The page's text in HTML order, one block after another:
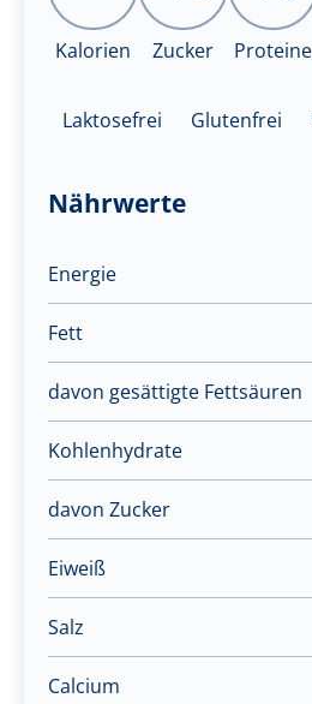
Kalorien Zucker Proteine
Laktosefrei Glutenfrei
Nährwerte
Energie
Fett
davon gesättigte Fettsäuren
Kohlenhydrate
davon Zucker
Eiweiß
Salz
Calcium